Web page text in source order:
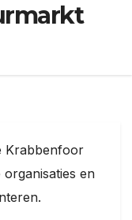
Krabbenfoor
en